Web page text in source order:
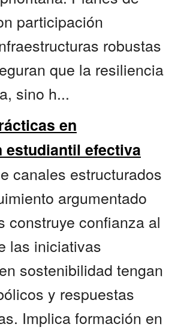
participación
robustas
que la resiliencia
sino h...
en
estudiantil efectiva
canales estructurados
argumentado
construye confianza al
las iniciativas
sostenibilidad tengan
y respuestas
Implica formación en